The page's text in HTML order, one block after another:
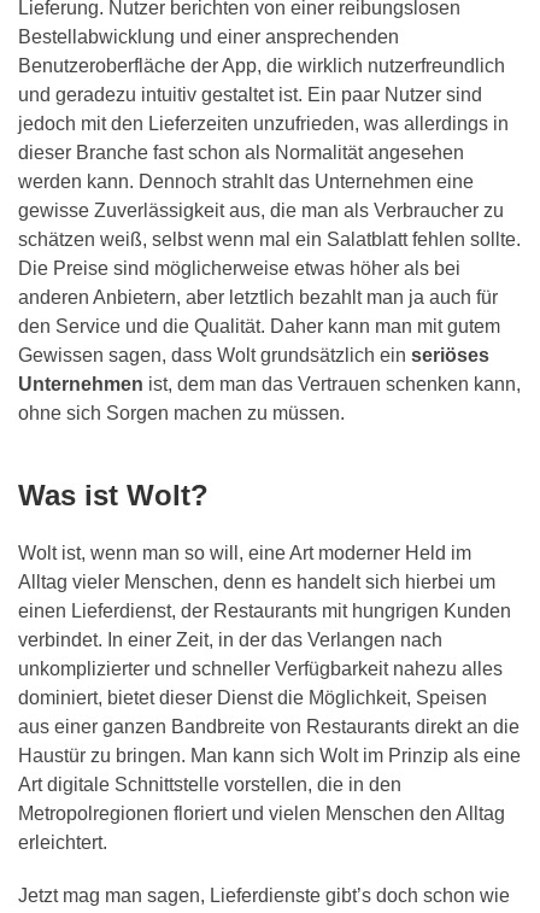
Lieferung. Nutzer berichten von einer reibungslosen
Bestellabwicklung und einer ansprechenden
Benutzeroberfläche der App, die wirklich nutzerfreundlich
und geradezu intuitiv gestaltet ist. Ein paar Nutzer sind
jedoch mit den Lieferzeiten unzufrieden, was allerdings in
dieser Branche fast schon als Normalität angesehen
werden kann. Dennoch strahlt das Unternehmen eine
gewisse Zuverlässigkeit aus, die man als Verbraucher zu
schätzen weiß, selbst wenn mal ein Salatblatt fehlen sollte.
Die Preise sind möglicherweise etwas höher als bei
anderen Anbietern, aber letztlich bezahlt man ja auch für
den Service und die Qualität. Daher kann man mit gutem
Gewissen sagen, dass Wolt grundsätzlich ein seriöses
Unternehmen ist, dem man das Vertrauen schenken kann,
ohne sich Sorgen machen zu müssen.
Was ist Wolt?
Wolt ist, wenn man so will, eine Art moderner Held im
Alltag vieler Menschen, denn es handelt sich hierbei um
einen Lieferdienst, der Restaurants mit hungrigen Kunden
verbindet. In einer Zeit, in der das Verlangen nach
unkomplizierter und schneller Verfügbarkeit nahezu alles
dominiert, bietet dieser Dienst die Möglichkeit, Speisen
aus einer ganzen Bandbreite von Restaurants direkt an die
Haustür zu bringen. Man kann sich Wolt im Prinzip als eine
Art digitale Schnittstelle vorstellen, die in den
Metropolregionen floriert und vielen Menschen den Alltag
erleichtert.
Jetzt mag man sagen, Lieferdienste gibt’s doch schon wie